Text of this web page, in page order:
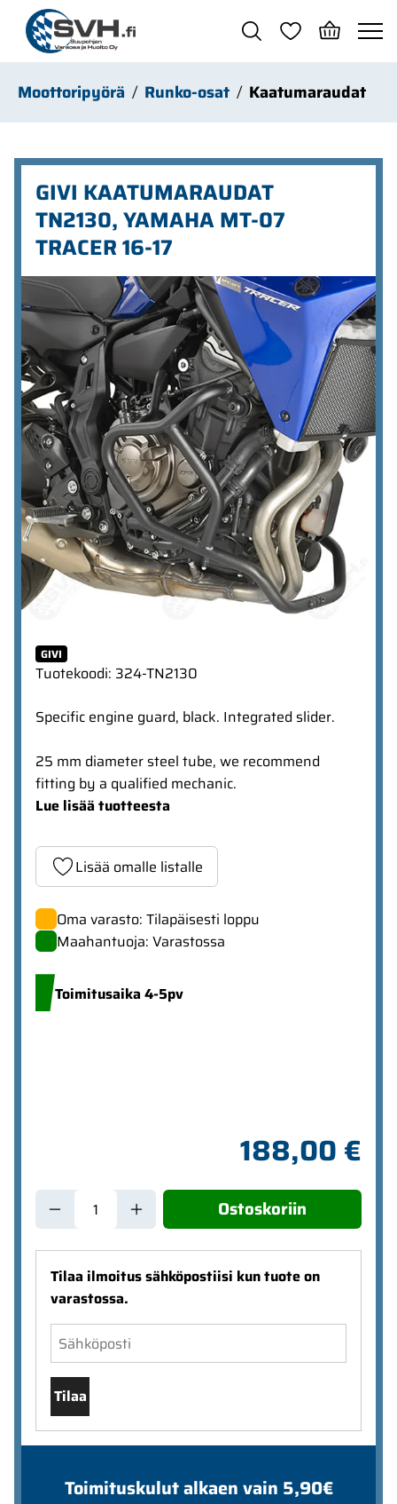
Siirry pääsisältöön
Moottoripyörä Runko-osat Kaatumaraudat
GIVI KAATUMARAUDAT
TN2130, YAMAHA MT-07
TRACER 16-17
Ohita kuvat
GIVI
Tuotekoodi: 324-TN2130
Specific engine guard, black. Integrated slider.
25 mm diameter steel tube, we recommend
fitting by a qualified mechanic.
Lue lisää tuotteesta
Lisää omalle listalle
Oma varasto: Tilapäisesti loppu
Maahantuoja: Varastossa
Toimitusaika 4-5pv
188,00 €
Ostoskoriin
Tilaa ilmoitus sähköpostiisi kun tuote on
varastossa.
Tilaa
Toimituskulut alkaen vain 5,90€